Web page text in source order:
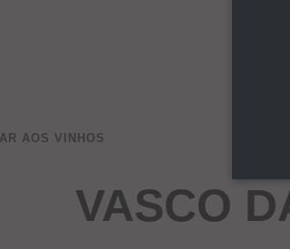
AOS VINHOS
VASCO